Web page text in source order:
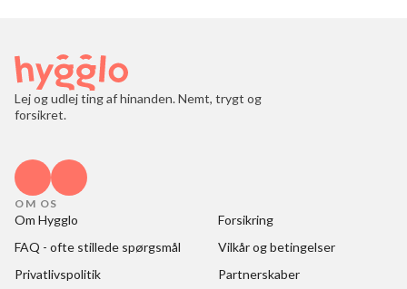
Lej og udlej ting af hinanden. Nemt, trygt og
forsikret.
OM OS
Om Hygglo
Forsikring
FAQ - ofte stillede spørgsmål
Vilkår og betingelser
Privatlivspolitik
Partnerskaber